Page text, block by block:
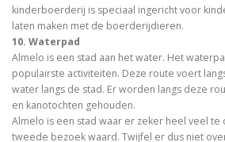
kinderboerderij is speciaal ingericht voor
laten maken met de boerderijdieren.
10. Waterpad
Almelo is een stad aan het water. Het
populairste activiteiten. Deze route voert
water langs de stad. Er worden langs deze
en kanotochten gehouden.
Almelo is een stad waar er zeker heel veel te
tweede bezoek waard. Twijfel er dus niet